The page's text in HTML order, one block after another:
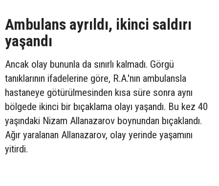
Ambulans ayrıldı, ikinci saldırı
yaşandı
Ancak olay bununla da sınırlı kalmadı. Görgü
tanıklarının ifadelerine göre, R.A.'nın ambulansla
hastaneye götürülmesinden kısa süre sonra aynı
bölgede ikinci bir bıçaklama olayı yaşandı. Bu kez 40
yaşındaki Nizam Allanazarov boynundan bıçaklandı.
Ağır yaralanan Allanazarov, olay yerinde yaşamını
yitirdi.